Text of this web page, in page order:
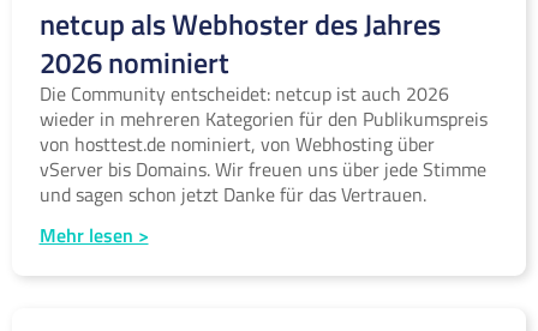
netcup als Webhoster des Jahres
2026 nominiert
Die Community entscheidet: netcup ist auch 2026
wieder in mehreren Kategorien für den Publikumspreis
von hosttest.de nominiert, von Webhosting über
vServer bis Domains. Wir freuen uns über jede Stimme
und sagen schon jetzt Danke für das Vertrauen.
Mehr lesen >